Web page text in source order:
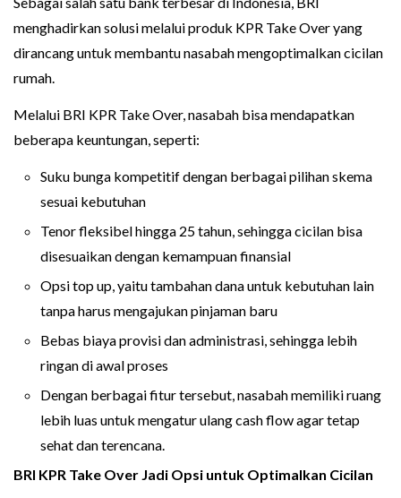
menghadirkan solusi melalui produk KPR Take Over yang
dirancang untuk membantu nasabah mengoptimalkan cicilan
rumah.
Melalui BRI KPR Take Over, nasabah bisa mendapatkan
beberapa keuntungan, seperti:
Suku bunga kompetitif dengan berbagai pilihan skema
sesuai kebutuhan
Tenor fleksibel hingga 25 tahun, sehingga cicilan bisa
disesuaikan dengan kemampuan finansial
Opsi top up, yaitu tambahan dana untuk kebutuhan lain
tanpa harus mengajukan pinjaman baru
Bebas biaya provisi dan administrasi, sehingga lebih
ringan di awal proses
Dengan berbagai fitur tersebut, nasabah memiliki ruang
lebih luas untuk mengatur ulang cash flow agar tetap
sehat dan terencana.
BRI KPR Take Over Jadi Opsi untuk Optimalkan Cicilan